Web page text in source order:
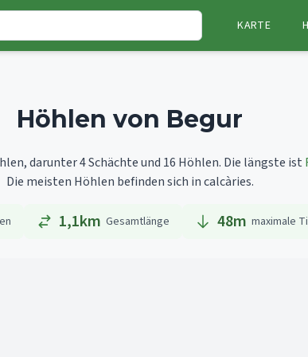
KARTE
Höhlen von Begur
darunter 4 Schächte und 16 Höhlen. Die längste ist
Die meisten Höhlen befinden sich in calcàries.
1,1km Gesamtlänge 48m maximale